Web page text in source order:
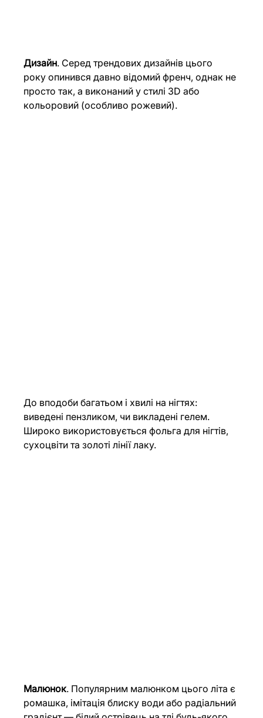
Дизайн. Серед трендових дизайнів цього
року опинився давно відомий френч, однак не
просто так, а виконаний у стилі 3D або
кольоровий (особливо рожевий).
До вподоби багатьом і хвилі на нігтях:
виведені пензликом, чи викладені гелем.
Широко використовується фольга для нігтів,
сухоцвіти та золоті лінії лаку.
Малюнок. Популярним малюнком цього літа є
ромашка, імітація блиску води або радіальний